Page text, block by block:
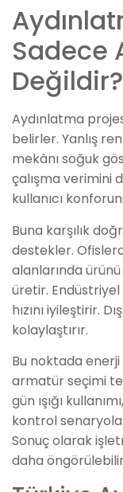
Sadece
Değildir?
Aydınlatma
belirler. Yanlış
mekânı soğuk
çalışma verimini
kullanıcı
Buna karşılık
destekler.
alanlarında
üretir.
hızını iyileştirir.
kolaylaştırır.
Bu noktada
armatür seçimi
gün ışığı
kontrol
Sonuç olarak
daha